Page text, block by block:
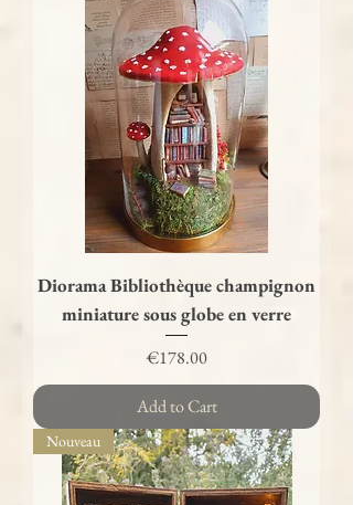
Diorama Bibliothèque champignon
miniature sous globe en verre
Price
€178.00
Add to Cart
Nouveau